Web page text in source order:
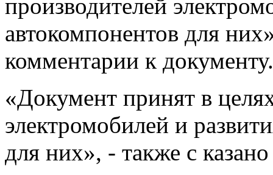
производителей
автокомпонентов для
комментарии к документу.
«Документ принят в
электромобилей и
для них», - также с